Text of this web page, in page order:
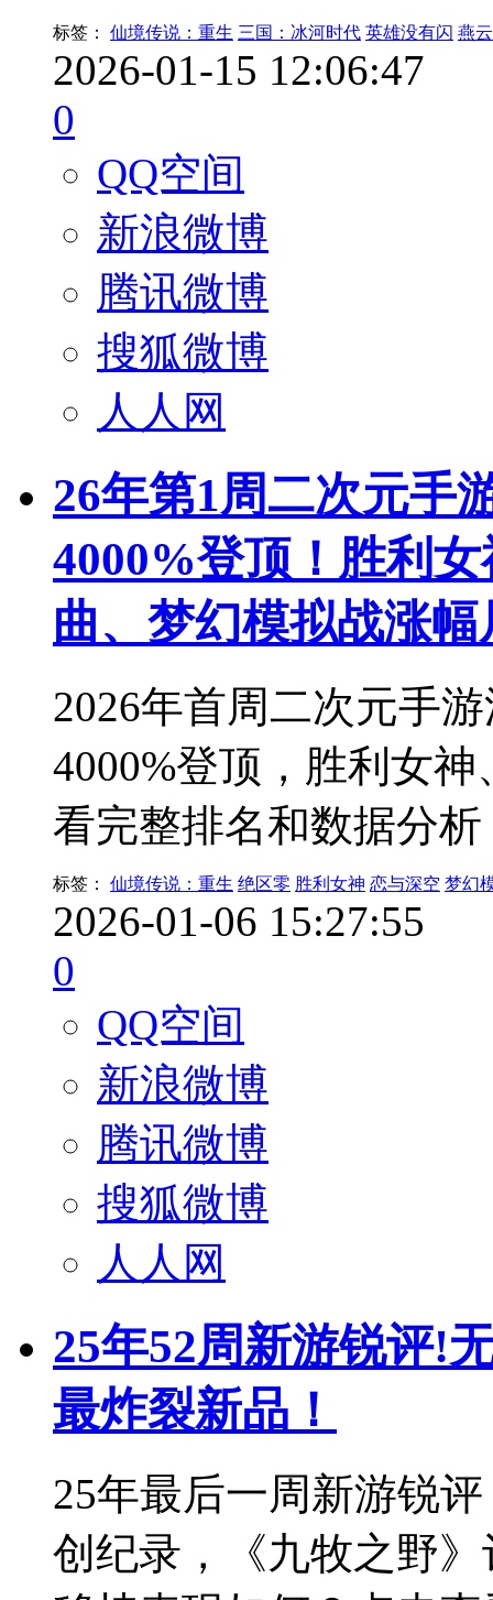
标签： 仙境传说：重生 三国：冰河时代 英雄没有闪 燕
2026-01-15 12:06:47
0
QQ空间
新浪微博
腾讯微博
搜狐微博
人人网
26年第1周二次元手
4000%登顶！胜利
曲、梦幻模拟战涨幅
2026年首周二次元手
4000%登顶，胜利女
看完整排名和数据分析
标签： 仙境传说：重生 绝区零 胜利女神 恋与深空 梦幻
2026-01-06 15:27:55
0
QQ空间
新浪微博
腾讯微博
搜狐微博
人人网
25年52周新游锐评!
最炸裂新品！
25年最后一周新游锐
创纪录，《九牧之野